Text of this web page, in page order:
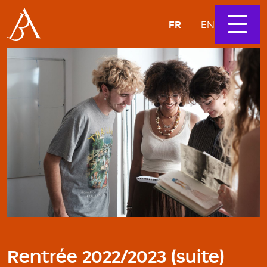
FR EN
Rentrée 2022/2023 (suite)